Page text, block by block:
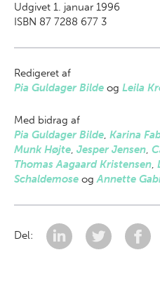
Udgivet 1. januar 1996
ISBN 87 7288 677 3
Redigeret af
Pia Guldager Bilde og Leila
Med bidrag af
Pia Guldager Bilde, Karina
Munk Højte, Jesper Jensen,
Thomas Aagaard Kristensen,
Schaldemose ogAnnette
Del: